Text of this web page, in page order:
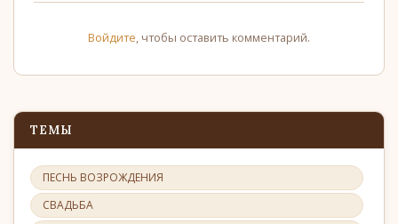
Войдите, чтобы оставить комментарий.
ТЕМЫ
ПЕСНЬ ВОЗРОЖДЕНИЯ
СВАДЬБА